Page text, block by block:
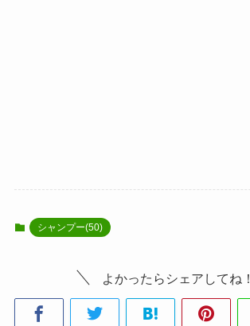
シャンプー(50)
よかったらシェアしてね！